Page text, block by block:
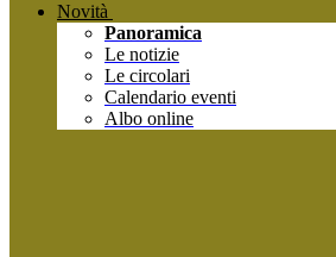
Novità
Panoramica
Le notizie
Le circolari
Calendario eventi
Albo online